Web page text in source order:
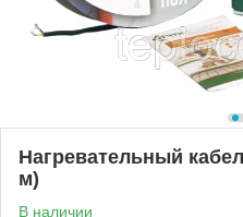
Нагревательный
м)
В наличии